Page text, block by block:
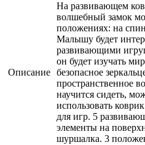
Описание
На развивающем
волшебный замок
положениях: на
Малышу будет
развивающими
он будет изучать
безопасное
пространственное
научится сидеть,
использовать
для игр. 5
элементы на
шуршалка. 3